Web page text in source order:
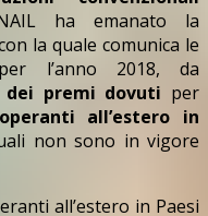
ha emanato la
la quale comunica le
l’anno 2018, da
dei premi dovuti per
all’estero in
non sono in vigore
all’estero in Paesi